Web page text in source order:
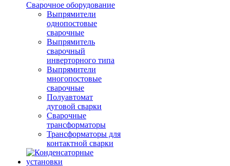
Сварочное оборудование
Выпрямители
однопостовые
сварочные
Выпрямитель
сварочный
инверторного типа
Выпрямители
многопостовые
сварочные
Полуавтомат
дуговой сварки
Сварочные
трансформаторы
Трансформаторы для
контактной сварки